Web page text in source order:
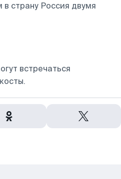
страну Россия двумя
встречаться